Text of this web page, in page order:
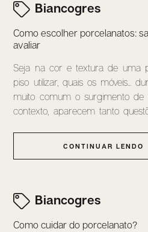
Biancogres
Como escolher porcelanatos:
avaliar
Seja na cor e textura de uma
piso utilizar, quais os móveis...
muito comum o surgimento de
contexto, aparecem tanto
CONTINUAR LENDO
Biancogres
Como cuidar do porcelanato?